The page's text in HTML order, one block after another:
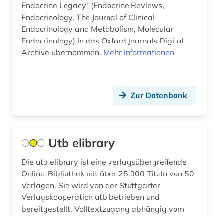
sozialwissenschaften (79)
sportwissenschaften (1)
sprach- und literaturwissenschaft (2)
südkorea (1)
südostasien (1)
technik (13)
Endocrine Legacy" (Endocrine Reviews,
Endocrinology, The Journal of Clinical
Endocrinology and Metabolism, Molecular
Endocrinology) in das Oxford Journals Digital
Archive übernommen. Mehr Informationen
Zur Datenbank
Utb elibrary
Die utb elibrary ist eine verlagsübergreifende
Online-Bibliothek mit über 25.000 Titeln von 50
Verlagen. Sie wird von der Stuttgarter
Verlagskooperation utb betrieben und
bereitgestellt. Volltextzugang abhängig vom